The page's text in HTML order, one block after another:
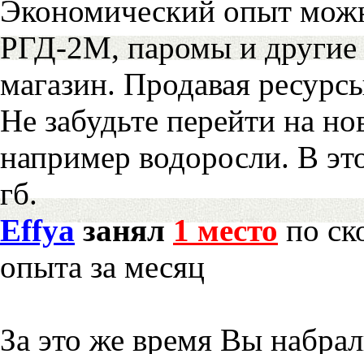
Экономический опыт
РГД-2М, паромы и другие
магазин. Продавая
Не забудьте перейти на
например водоросли. В
гб.
Effyaзанял1 местопо
опыта за месяц
За это же время Вы